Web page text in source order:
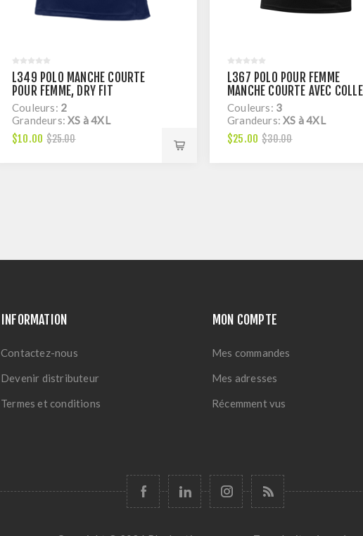
L349 POLO MANCHE COURTE
POUR FEMME, DRY FIT
Couleurs: 2
Grandeurs:XS à 4XL
$10.00 $25.00
L367 POLO POUR FEMME
MANCHE COURTE AVEC
EN TRICOT, DRY FIT
Couleurs: 3
Grandeurs:XS à 4XL
$25.00 $30.00
INFORMATION
Contactez-nous
Devenir distributeur
Termes et conditions
MON COMPTE
Mes commandes
Mes adresses
Récemment vus